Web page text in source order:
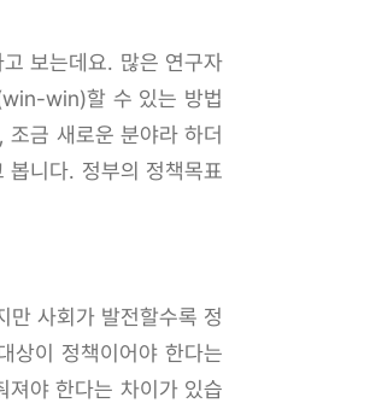
보는데요. 많은 연구자
win)할 수 있는 방법
금 새로운 분야라 하더
봅니다. 정부의 정책목표
만 사회가 발전할수록 정
상이 정책이어야 한다는
져야 한다는 차이가 있습